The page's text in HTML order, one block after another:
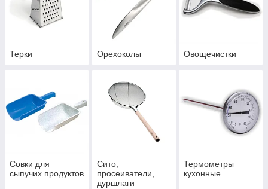
Терки Орехоколы Овощечистки
Совки для
сыпучих продуктов
Сито,
просеиватели,
дуршлаги
Термометры
кухонные